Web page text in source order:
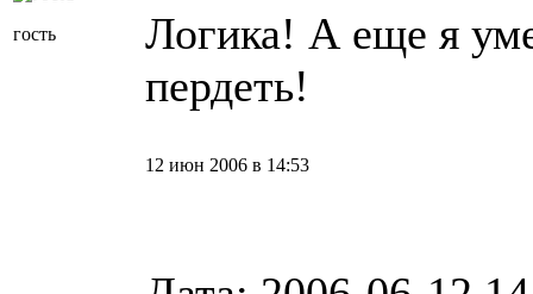
гость
Логика! А еще я
пердеть!
12 июн 2006 в 14:53